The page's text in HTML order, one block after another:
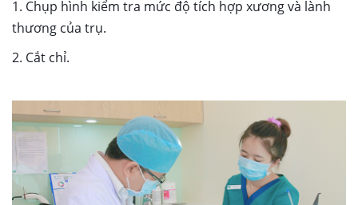
1. Chụp hình kiểm tra mức độ tích hợp xương và lành
thương của trụ.
2. Cắt chỉ.